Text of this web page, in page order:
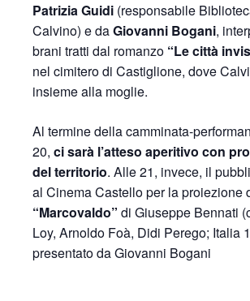
Patrizia Guidi (responsabile
Calvino) e daGiovanni Bogani,
brani tratti dal romanzo “Le città
nel cimitero di Castiglione, dove
insieme alla moglie.
Al termine della camminata-
20, ci sarà l’atteso aperitivo con
del territorio. Alle 21, invece, il
al Cinema Castello per la proiezione
“Marcovaldo” di Giuseppe Bennati
Loy, Arnoldo Foà, Didi Perego; Italia
presentato da Giovanni Bogani